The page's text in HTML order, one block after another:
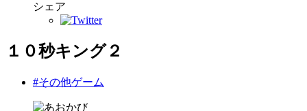
シェア
１０秒キング２
#その他ゲーム